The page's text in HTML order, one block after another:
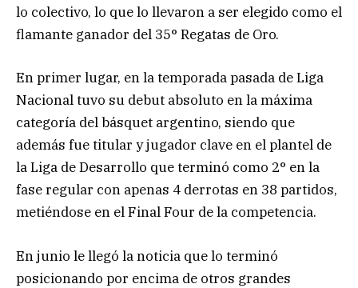
lo colectivo, lo que lo llevaron a ser elegido como el
flamante ganador del 35° Regatas de Oro.
En primer lugar, en la temporada pasada de Liga
Nacional tuvo su debut absoluto en la máxima
categoría del básquet argentino, siendo que
además fue titular y jugador clave en el plantel de
la Liga de Desarrollo que terminó como 2° en la
fase regular con apenas 4 derrotas en 38 partidos,
metiéndose en el Final Four de la competencia.
En junio le llegó la noticia que lo terminó
posicionando por encima de otros grandes